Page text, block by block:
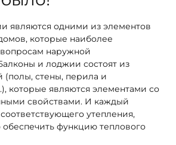
представлены лучшие
балконов и лоджий.
сроков,
материалы,
Обратитесь за
и узнайте
являются одними из элементов
которые наиболее
наружной
и лоджии состоят из
(полы, стены, перила и
которые являются элементами со
свойствами. И каждый
утепления,
функцию теплового